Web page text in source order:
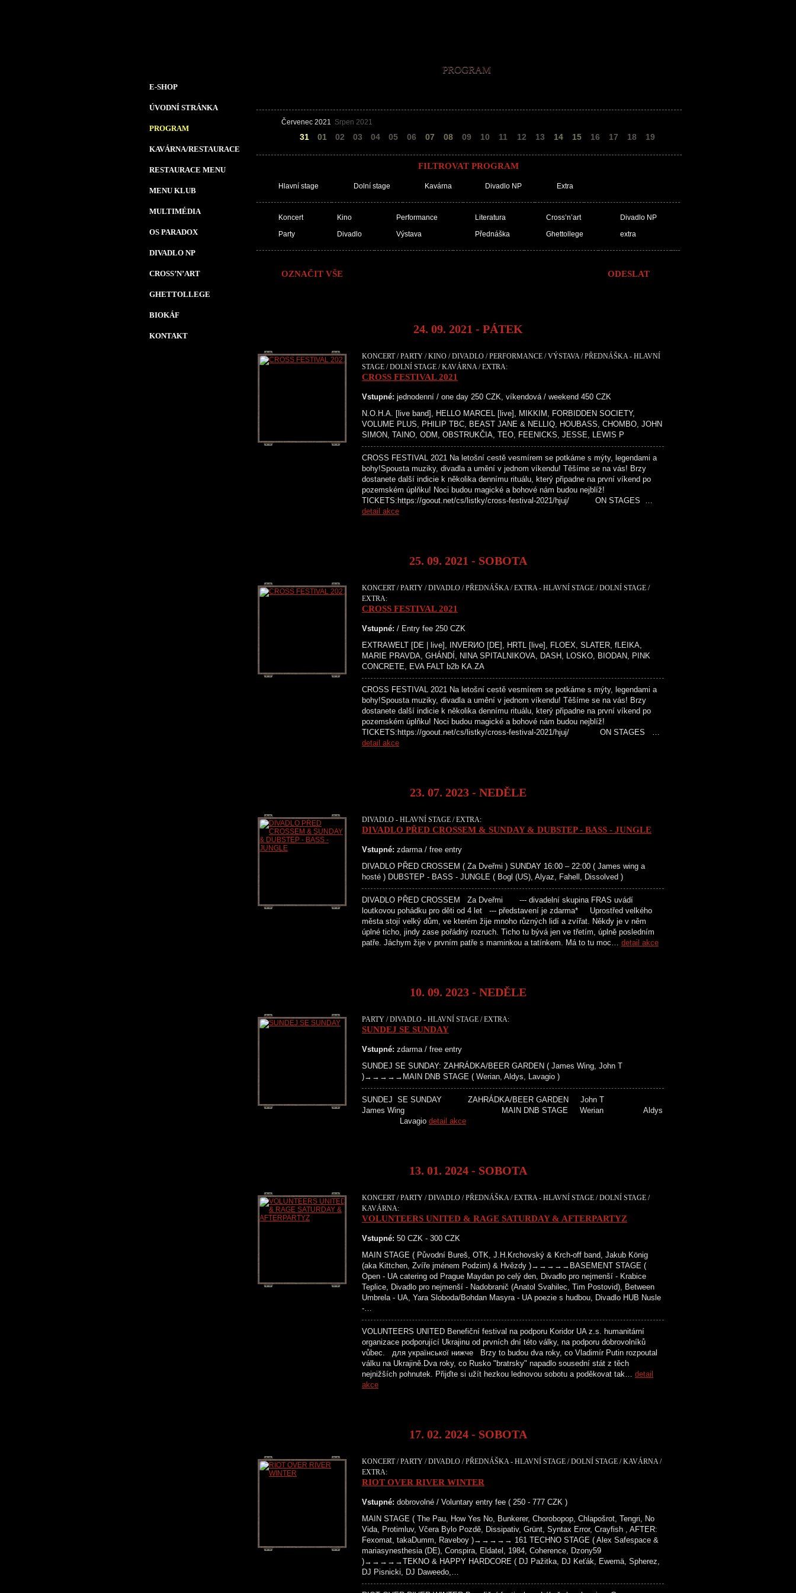
E-SHOP
ÚVODNÍ STRÁNKA
PROGRAM
KAVÁRNA/RESTAURACE
RESTAURACE MENU
MENU KLUB
MULTIMÉDIA
OS PARADOX
DIVADLO NP
CROSS’N’ART
GHETTOLLEGE
BIOKÁF
KONTAKT
PROGRAM
Červenec 2021
31 01
Srpen 2021
02 03 04 05 06 07 08 09 10 11 12 13 14 15 16 17 18 19
FILTROVAT PROGRAM
Hlavní stage Dolní stage Kavárna Divadlo NP Extra
Koncert
Party
Kino
Divadlo
Performance
Výstava
Literatura
Přednáška
Cross’n’art
Ghettollege
Divadlo NP
extra
OZNAČIT VŠE
24. 09. 2021 - PÁTEK
KONCERT / PARTY / KINO / DIVADLO / PERFORMANCE / VÝSTAVA / PŘEDNÁŠKA - HLAVNÍ
STAGE / DOLNÍ STAGE / KAVÁRNA / EXTRA:
CROSS FESTIVAL 2021
Vstupné: jednodenní / one day 250 CZK, víkendová / weekend 450 CZK
N.O.H.A. [live band], HELLO MARCEL [live], MIKKIM, FORBIDDEN SOCIETY,
VOLUME PLUS, PHILIP TBC, BEAST JANE & NELLIQ, HOUBASS, CHOMBO, JOHN
SIMON, TAINO, ODM, OBSTRUKČIA, TEO, FEENICKS, JESSE, LEWIS P
CROSS FESTIVAL 2021 Na letošní cestě vesmírem se potkáme s mýty, legendami a
bohy!Spousta muziky, divadla a umění v jednom víkendu! Těšíme se na vás! Brzy
dostanete další indicie k několika dennímu rituálu, který připadne na první víkend po
pozemském úplňku! Noci budou magické a bohové nám budou nejblíž!
TICKETS:https://goout.net/cs/listky/cross-festival-2021/hjuj/ ON STAGES …
detail akce
25. 09. 2021 - SOBOTA
KONCERT / PARTY / DIVADLO / PŘEDNÁŠKA / EXTRA - HLAVNÍ STAGE / DOLNÍ STAGE /
EXTRA:
CROSS FESTIVAL 2021
Vstupné: / Entry fee 250 CZK
EXTRAWELT [DE | live], INVERИO [DE], HRTL [live], FLOEX, SLATER, fLEIKA,
MARIE PRAVDA, GHÁNDÍ, NINA SPITALNIKOVA, DASH, LOSKO, BIODAN, PINK
CONCRETE, EVA FALT b2b KA.ZA
CROSS FESTIVAL 2021 Na letošní cestě vesmírem se potkáme s mýty, legendami a
bohy!Spousta muziky, divadla a umění v jednom víkendu! Těšíme se na vás! Brzy
dostanete další indicie k několika dennímu rituálu, který připadne na první víkend po
pozemském úplňku! Noci budou magické a bohové nám budou nejblíž!
TICKETS:https://goout.net/cs/listky/cross-festival-2021/hjuj/ ON STAGES …
detail akce
23. 07. 2023 - NEDĚLE
DIVADLO - HLAVNÍ STAGE / EXTRA:
DIVADLO PŘED CROSSEM & SUNDAY & DUBSTEP - BASS - JUNGLE
Vstupné: zdarma / free entry
DIVADLO PŘED CROSSEM ( Za Dveřmi ) SUNDAY 16:00 – 22:00 ( James wing a
hosté ) DUBSTEP - BASS - JUNGLE ( Bogl (US), Alyaz, Fahell, Dissolved )
DIVADLO PŘED CROSSEM Za Dveřmi --- divadelní skupina FRAS uvádí
loutkovou pohádku pro děti od 4 let --- představení je zdarma* Uprostřed velkého
města stojí velký dům, ve kterém žije mnoho různých lidí a zvířat. Někdy je v něm
úplné ticho, jindy zase pořádný rozruch. Ticho tu bývá jen ve třetím, úplně posledním
patře. Jáchym žije v prvním patře s maminkou a tatínkem. Má to tu moc… detail akce
10. 09. 2023 - NEDĚLE
PARTY / DIVADLO - HLAVNÍ STAGE / EXTRA:
SUNDEJ SE SUNDAY
Vstupné: zdarma / free entry
SUNDEJ SE SUNDAY: ZAHRÁDKA/BEER GARDEN ( James Wing, John T
)→→→→→MAIN DNB STAGE ( Werian, Aldys, Lavagio )
SUNDEJ SE SUNDAY ZAHRÁDKA/BEER GARDEN John T
James Wing MAIN DNB STAGE Werian Aldys
Lavagio detail akce
13. 01. 2024 - SOBOTA
KONCERT / PARTY / DIVADLO / PŘEDNÁŠKA / EXTRA - HLAVNÍ STAGE / DOLNÍ STAGE /
KAVÁRNA:
VOLUNTEERS UNITED & RAGE SATURDAY & AFTERPARTYZ
Vstupné: 50 CZK - 300 CZK
MAIN STAGE ( Původní Bureš, OTK, J.H.Krchovský & Krch-off band, Jakub König
(aka Kittchen, Zvíře jménem Podzim) & Hvězdy )→→→→→BASEMENT STAGE (
Open - UA catering od Prague Maydan po celý den, Divadlo pro nejmenší - Krabice
Teplice, Divadlo pro nejmenší - Nadobranič (Anatol Svahilec, Tim Postovid), Between
Umbrela - UA, Yara Sloboda/Bohdan Masyra - UA poezie s hudbou, Divadlo HUB Nusle
-…
VOLUNTEERS UNITED Benefiční festival na podporu Koridor UA z.s. humanitární
organizace podporující Ukrajinu od prvních dní této války, na podporu dobrovolníků
vůbec. для української нижче Brzy to budou dva roky, co Vladimír Putin rozpoutal
válku na Ukrajině.Dva roky, co Rusko "bratrsky" napadlo sousední stát z těch
nejnižších pohnutek. Přijďte si užít hezkou lednovou sobotu a poděkovat tak… detail
akce
17. 02. 2024 - SOBOTA
KONCERT / PARTY / DIVADLO / PŘEDNÁŠKA - HLAVNÍ STAGE / DOLNÍ STAGE / KAVÁRNA /
EXTRA:
RIOT OVER RIVER WINTER
Vstupné: dobrovolné / Voluntary entry fee ( 250 - 777 CZK )
MAIN STAGE ( The Pau, How Yes No, Bunkerer, Chorobopop, Chlapošrot, Tengri, No
Vida, Protimluv, Včera Bylo Pozdě, Dissipativ, Grünt, Syntax Error, Crayfish , AFTER:
Fexomat, takaDumm, Raveboy )→→→→→ 161 TECHNO STAGE ( Alex Safespace &
mariasynesthesia (DE), Conspira, Eldatel, 1984, Coherence, Dzony59
)→→→→→TEKNO & HAPPY HARDCORE ( DJ Pažitka, DJ Keťák, Ewemä, Spherez,
DJ Pisnicki, DJ Daweedo,…